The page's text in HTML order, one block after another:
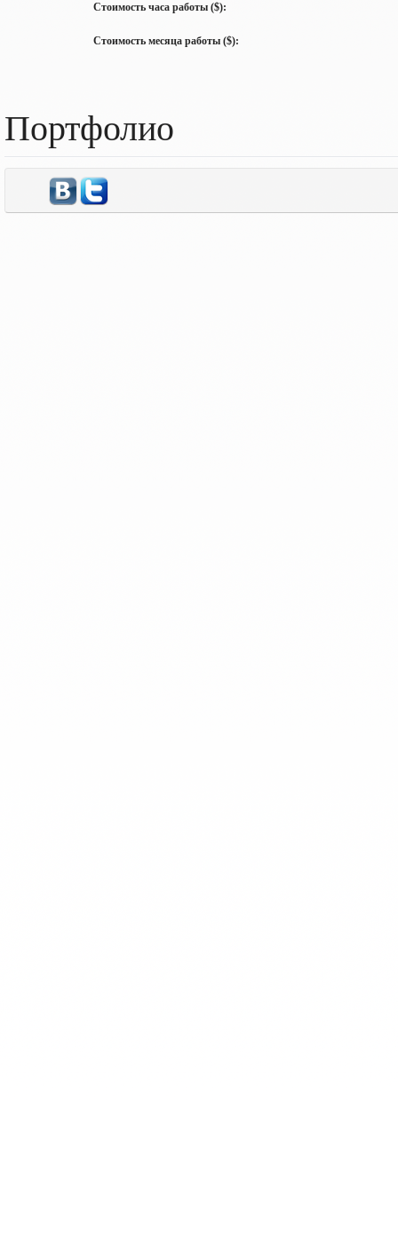
Стоимость часа работы ($):
Стоимость месяца работы ($):
Портфолио